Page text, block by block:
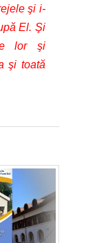
şi i-
El. Şi
lor şi
şi toată